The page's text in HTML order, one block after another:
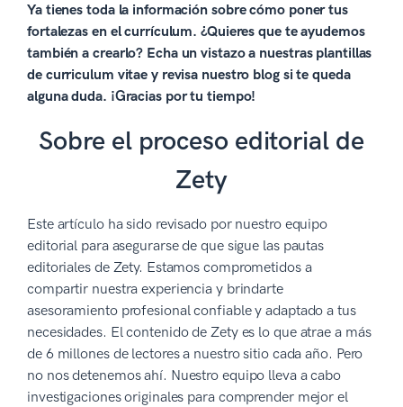
Ya tienes toda la información sobre cómo poner tus
fortalezas en el currículum. ¿Quieres que te ayudemos
también a crearlo? Echa un vistazo a nuestras plantillas
de curriculum vitae y revisa nuestro blog si te queda
alguna duda. ¡Gracias por tu tiempo!
Sobre el proceso editorial de
Zety
Este artículo ha sido revisado por nuestro equipo
editorial para asegurarse de que sigue las pautas
editoriales de Zety. Estamos comprometidos a
compartir nuestra experiencia y brindarte
asesoramiento profesional confiable y adaptado a tus
necesidades. El contenido de Zety es lo que atrae a más
de 6 millones de lectores a nuestro sitio cada año. Pero
no nos detenemos ahí. Nuestro equipo lleva a cabo
investigaciones originales para comprender mejor el